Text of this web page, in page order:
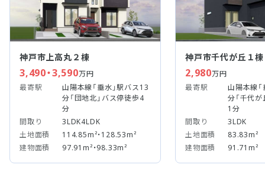
神戸市上高丸２棟
3,490・3,590万円
最寄駅
山陽本線「垂水」駅バス13
分「団地北」バス停徒歩4
分
間取り
3LDK4LDK
土地面積
114.85m²・128.53m²
建物面積
97.91m²・98.33m²
神戸市千代が丘１棟
2,980万円
最寄駅
山陽本線
分「千代
1分
間取り
3LDK
土地面積
83.83m²
建物面積
91.71m²